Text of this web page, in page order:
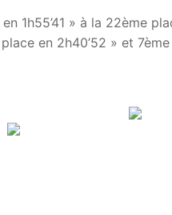
1h55’41 » à la 22ème
en 2h40’52 » et